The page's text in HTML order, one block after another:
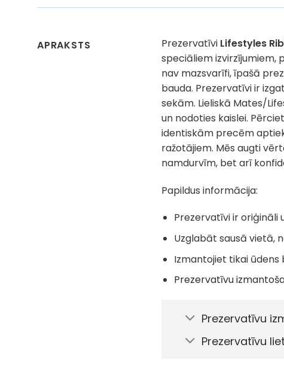
APRAKSTS Prezervatīvi Lifestyles
speciāliem izvirzījumiem,
nav mazsvarīfi, īpašā
bauda. Prezervatīvi ir
sekām. Lieliskā Mates/
un nodoties kaislei.
identiskām precēm
ražotājiem. Mēs augti
namdurvīm, bet arī
Papildus informācija:
Prezervatīvi ir oriģināli
Uzglabāt sausā vietā,
Izmantojiet tikai
Prezervatīvu
Prezervatīvu
Prezervatīvu